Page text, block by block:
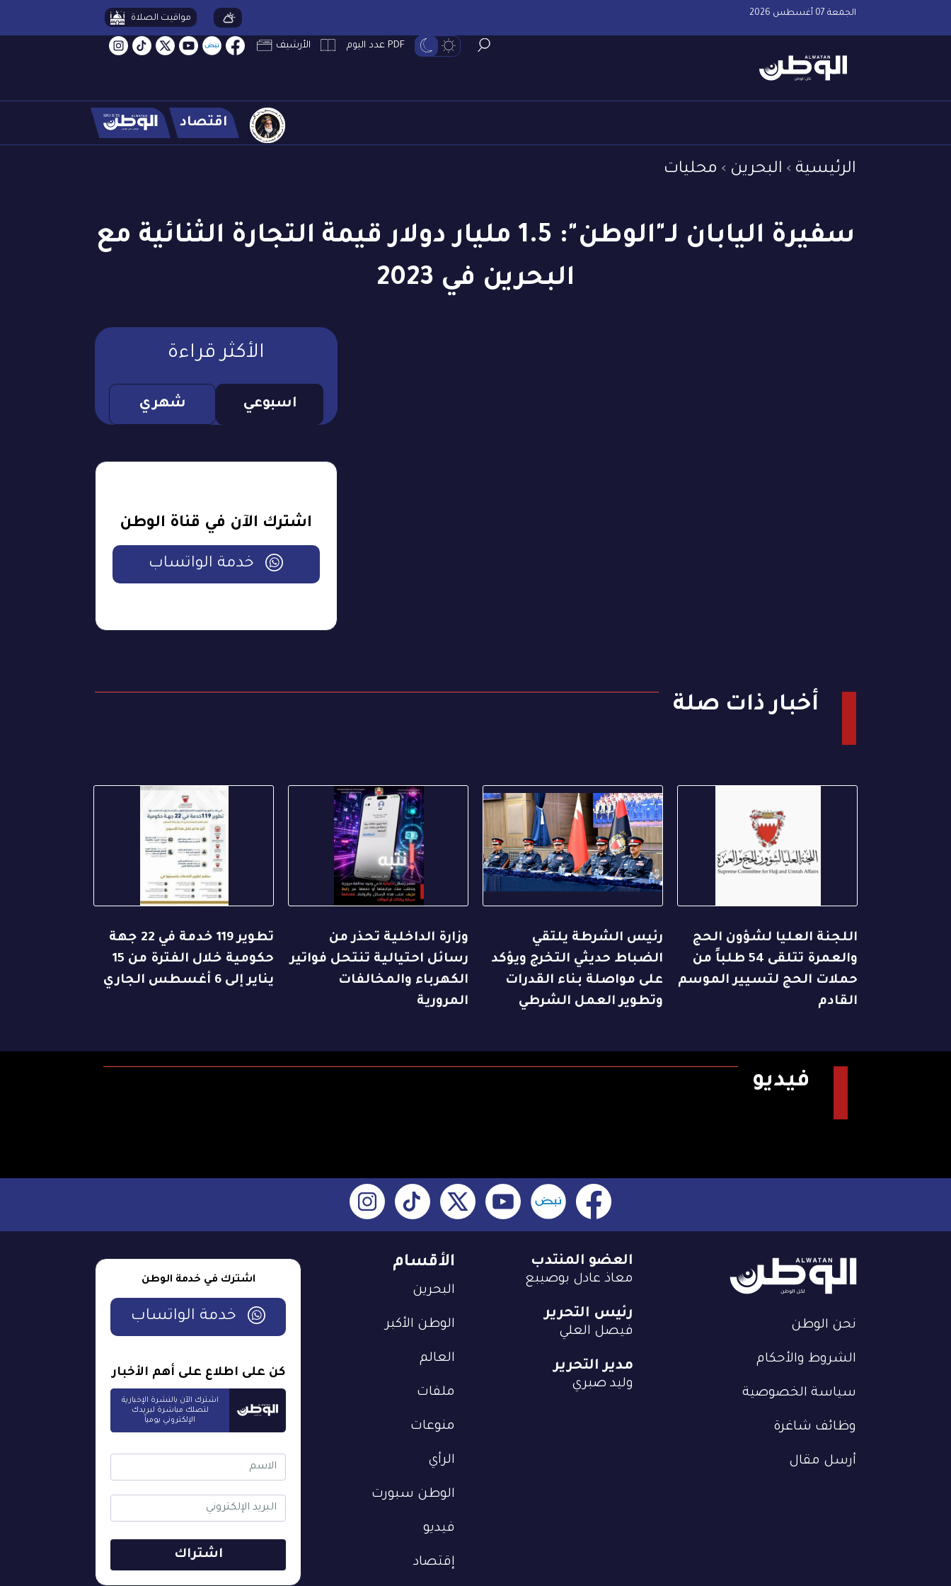
الجمعة 07 أغسطس 2026 مواقيت الصلاة
PDF عدد اليوم الأرشيف
اقتصاد
الرئيسية البحرين محليات
سفيرة اليابان لـ"الوطن": 1.5 مليار دولار قيمة التجارة الثنائية مع
البحرين في 2023
الأكثر قراءة
اسبوعي شهري
اشترك الآن في قناة الوطن
خدمة الواتساب
أخبار ذات صلة
اللجنة العليا لشؤون الحج
والعمرة تتلقى 54 طلباً من
حملات الحج لتسيير الموسم
القادم
رئيس الشرطة يلتقي
الضباط حديثي التخرج ويؤكد
على مواصلة بناء القدرات
وتطوير العمل الشرطي
وزارة الداخلية تحذر من
رسائل احتيالية تنتحل فواتير
الكهرباء والمخالفات
المرورية
تطوير 119 خدمة في 22 جهة
حكومية خلال الفترة من 15
يناير إلى 6 أغسطس الجاري
فيديو
نحن الوطن
الشروط والأحكام
سياسة الخصوصية
وظائف شاغرة
أرسل مقال
الأقسام
البحرين
الوطن الأكبر
العالم
ملفات
منوعات
الرأي
الوطن سبورت
فيديو
إقتصاد
العضو المنتدب
معاذ عادل بوصيبع
رئيس التحرير
فيصل العلي
مدير التحرير
وليد صبري
اشترك في خدمة الوطن
خدمة الواتساب
كن على اطلاع على أهم الأخبار
اشترك الآن بالنشرة الإخبارية
لتصلك مباشرة لبريدك
الإلكتروني يومياً
اشتراك